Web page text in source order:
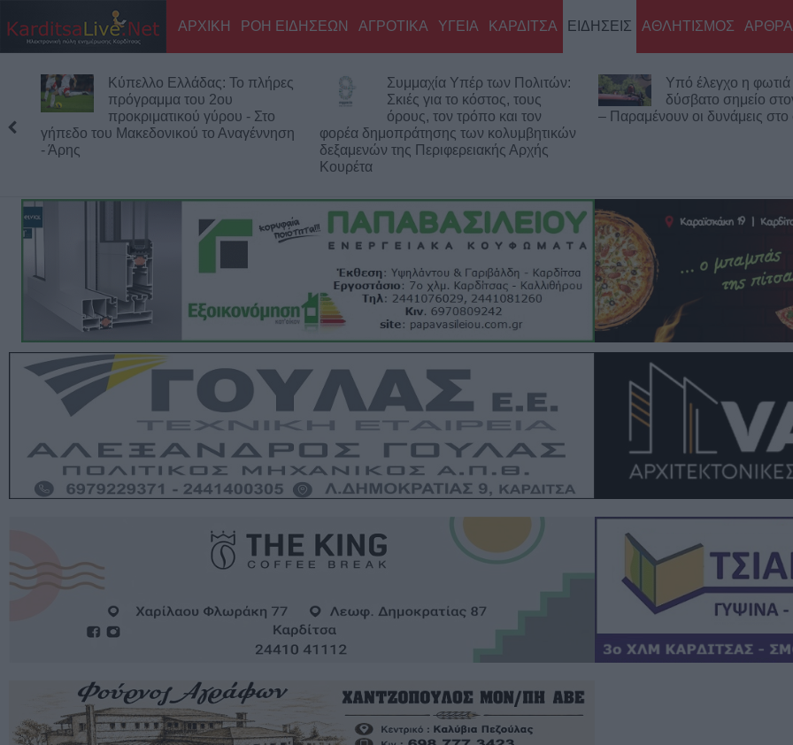
ΑΡΧΙΚΗ ΡΟΗ ΕΙΔΗΣΕΩΝ ΑΓΡΟΤΙΚΑ ΥΓΕΙΑ ΚΑΡΔΙΤΣΑ ΕΙΔΗΣΕΙΣ ΑΘΛΗΤΙΣΜΟΣ ΑΡΘΡΑ
Συμμαχία Υπέρ των Πολιτών:
Σκιές για το κόστος, τους
όρους, τον τρόπο και τον
φορέα δημοπράτησης των κολυμβητικών
δεξαμενών της Περιφερειακής Αρχής
Υπό έλεγχο η φωτιά σε
δύσβατο σημείο στον Όλυμπο
– Παραμένουν οι δυνάμεις στο σημείο
Κορυφώνεται η
Αυγούστου –
επιβάτες αναχωρούν από τα